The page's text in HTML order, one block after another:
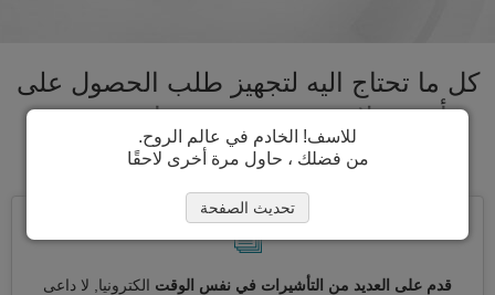
كل ما تحتاج اليه لتجهيز طلب الحصول على
تأشيرة لاوس تحت سقف واحد. تسريع
عملية الحصول على تأشيرة لاوس
قدم على العديد من التأشيرات في نفس الوقت الكترونيا, لا داعى
للاسف! الخادم في عالم الروح.
من فضلك ، حاول مرة أخرى لاحقًا
تحديث الصفحة